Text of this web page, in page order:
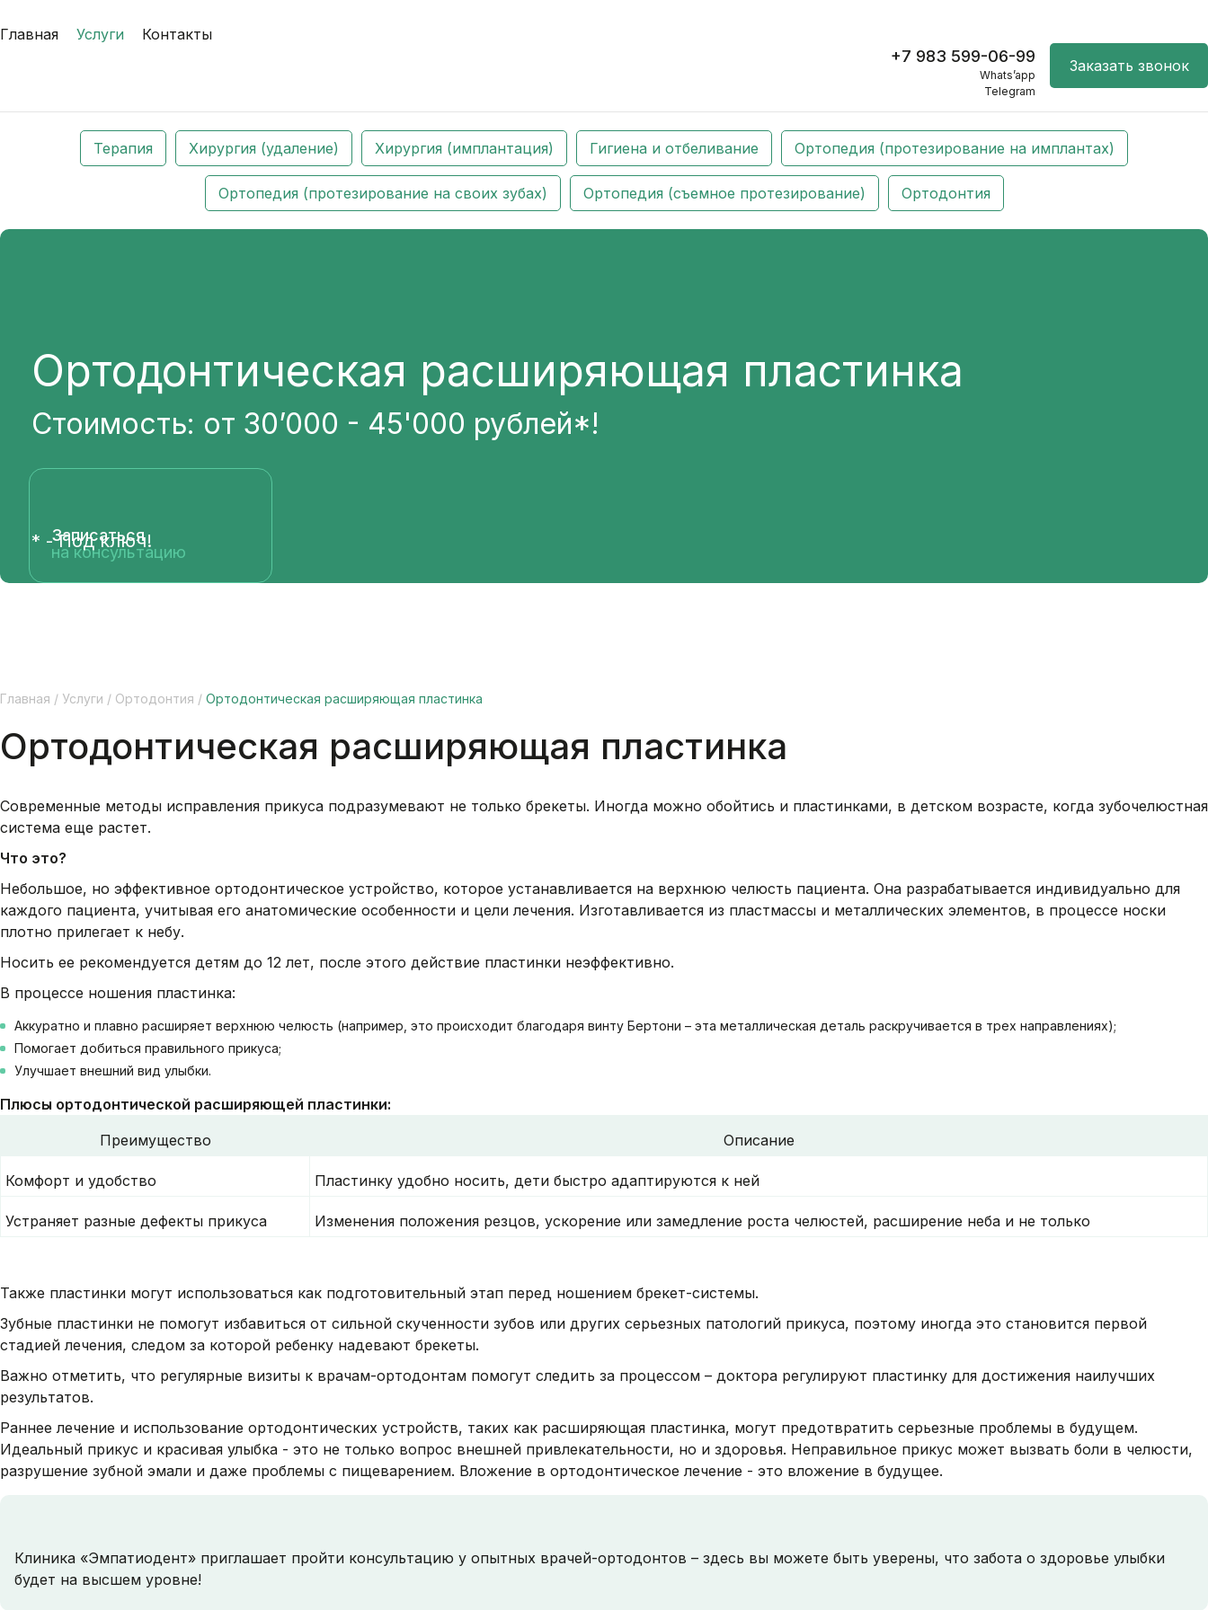
Главная Услуги Контакты
+7 983 599-06-99
Whats’app
Telegram
Заказать звонок
Терапия Хирургия (удаление) Хирургия (имплантация) Гигиена и отбеливание Ортопедия (протезирование на имплантах)
Ортопедия (протезирование на своих зубах) Ортопедия (съемное протезирование) Ортодонтия
Ортодонтическая расширяющая пластинка
Стоимость: от 30’000 - 45'000 рублей*!
Записаться
на консультацию
* - Под ключ!
Главная / Услуги / Ортодонтия / Ортодонтическая расширяющая пластинка
Ортодонтическая расширяющая пластинка
Современные методы исправления прикуса подразумевают не только брекеты. Иногда можно обойтись и пластинками, в детском возрасте, когда зубочелюстная
система еще растет.
Что это?
Небольшое, но эффективное ортодонтическое устройство, которое устанавливается на верхнюю челюсть пациента. Она разрабатывается индивидуально для
каждого пациента, учитывая его анатомические особенности и цели лечения. Изготавливается из пластмассы и металлических элементов, в процессе носки
плотно прилегает к небу.
Носить ее рекомендуется детям до 12 лет, после этого действие пластинки неэффективно.
В процессе ношения пластинка:
Аккуратно и плавно расширяет верхнюю челюсть (например, это происходит благодаря винту Бертони – эта металлическая деталь раскручивается в трех направлениях);
Помогает добиться правильного прикуса;
Улучшает внешний вид улыбки.
Плюсы ортодонтической расширяющей пластинки:
Преимущество
Описание
Комфорт и удобство Пластинку удобно носить, дети быстро адаптируются к ней
Устраняет разные дефекты прикуса Изменения положения резцов, ускорение или замедление роста челюстей, расширение неба и не только
Также пластинки могут использоваться как подготовительный этап перед ношением брекет-системы.
Зубные пластинки не помогут избавиться от сильной скученности зубов или других серьезных патологий прикуса, поэтому иногда это становится первой
стадией лечения, следом за которой ребенку надевают брекеты.
Важно отметить, что регулярные визиты к врачам-ортодонтам помогут следить за процессом – доктора регулируют пластинку для достижения наилучших
результатов.
Раннее лечение и использование ортодонтических устройств, таких как расширяющая пластинка, могут предотвратить серьезные проблемы в будущем.
Идеальный прикус и красивая улыбка - это не только вопрос внешней привлекательности, но и здоровья. Неправильное прикус может вызвать боли в челюсти,
разрушение зубной эмали и даже проблемы с пищеварением. Вложение в ортодонтическое лечение - это вложение в будущее.
Клиника «Эмпатиодент» приглашает пройти консультацию у опытных врачей-ортодонтов – здесь вы можете быть уверены, что забота о здоровье улыбки
будет на высшем уровне!